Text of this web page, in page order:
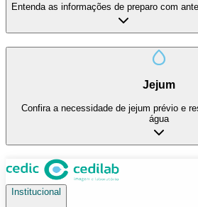
Entenda as informações de preparo com
Jejum
Confira a necessidade de jejum prévio e
água
Institucional